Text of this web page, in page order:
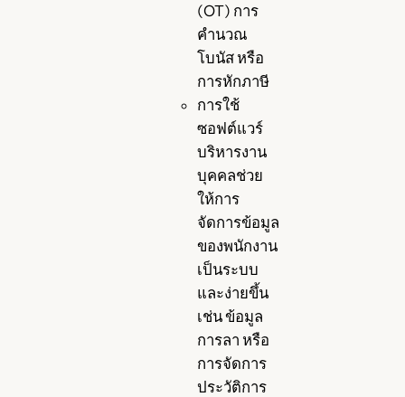
(OT) การ
คำนวณ
โบนัส หรือ
การหักภาษี
การใช้
ซอฟต์แวร์
บริหารงาน
บุคคลช่วย
ให้การ
จัดการข้อมูล
ของพนักงาน
เป็นระบบ
และง่ายขึ้น
เช่น ข้อมูล
การลา หรือ
การจัดการ
ประวัติการ